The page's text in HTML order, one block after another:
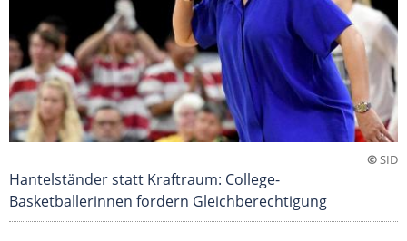
©SID
Hantelständer statt Kraftraum: College-
Basketballerinnen fordern Gleichberechtigung